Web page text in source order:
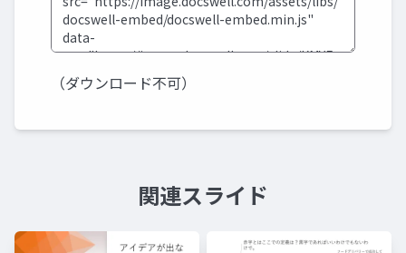
（ダウンロード不可）
関連スライド